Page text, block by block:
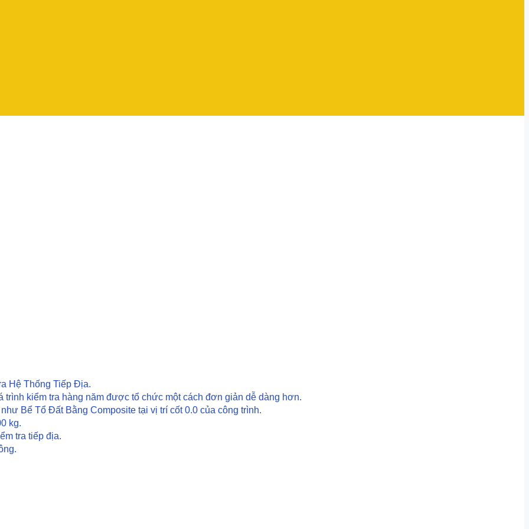
Hệ Thống Tiếp Địa.
trình kiểm tra hàng năm được tổ chức một cách đơn giản dễ dàng hơn.
Bể Tổ Đất Bằng Composite tại vị trí cốt 0.0 của công trình.
kg.
tra tiếp địa.